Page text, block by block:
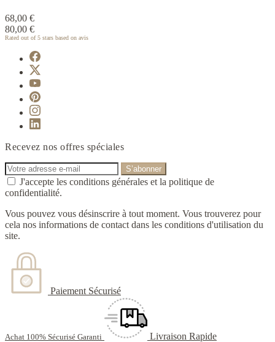
68,00 €
80,00 €
Rated out of 5 stars based on avis
Recevez nos offres spéciales
J'accepte les conditions générales et la politique de
confidentialité.
Vous pouvez vous désinscrire à tout moment. Vous trouverez pour
cela nos informations de contact dans les conditions d'utilisation du
site.
Paiement Sécurisé
Achat 100% Sécurisé Garanti Livraison Rapide